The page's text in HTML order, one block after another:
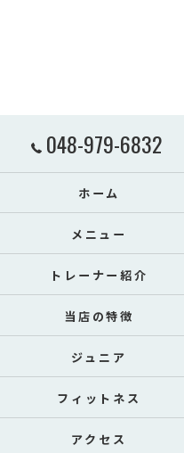
048-979-6832
ホーム
メニュー
トレーナー紹介
当店の特徴
ジュニア
フィットネス
アクセス